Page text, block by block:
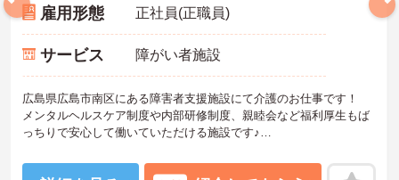
雇用形態 正社員(正職員)
サービス 障がい者施設
広島県広島市南区にある障害者支援施設にて介護のお仕事です！
メンタルヘルスケア制度や内部研修制度、親睦会など福利厚生もば
っちりで安心して働いていただける施設です♪
たしますのでお気軽にご相談ください。